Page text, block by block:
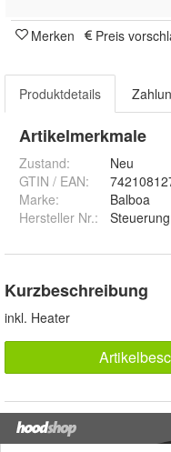
Merken Preis
Produktdetails
Artikelmerkmale
Zustand:
Neu
GTIN / EAN:
Marke:
Balboa
Hersteller Nr.:
Steuerung
Kurzbeschreibung
inkl. Heater